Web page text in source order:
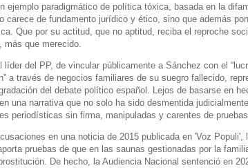
ejemplo paradigmático de política tóxica, basada en la
carece de fundamento jurídico y ético, sino que además
Que por su actitud, que no aptitud, reciba el reproche
más que merecido.
líder del PP, de vincular públicamente a Sánchez con el
a través de negocios familiares de su suegro fallecido,
del debate político español. Lejos de basarse en
una narrativa que no solo ha sido desmentida
periodísticas sin firma, manipuladas y carentes de
en una noticia de 2015 publicada en 'Voz Populi',
pruebas de que en las saunas gestionadas por la
De hecho, la Audiencia Nacional sentenció en